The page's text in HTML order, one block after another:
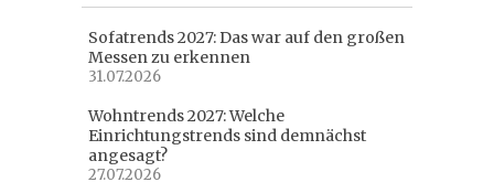
Sofatrends 2027: Das war auf den großen
Messen zu erkennen
31.07.2026
Wohntrends 2027: Welche
Einrichtungstrends sind demnächst
angesagt?
27.07.2026